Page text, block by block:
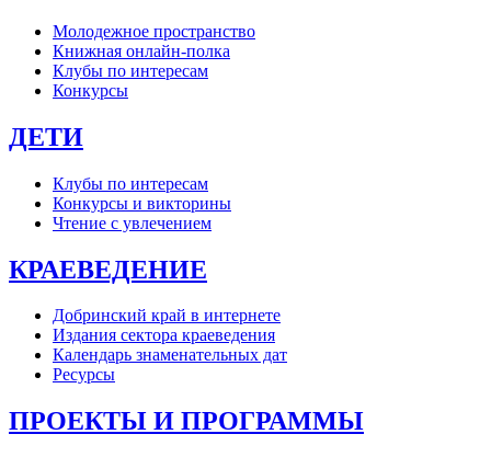
Молодежное пространство
Книжная онлайн-полка
Клубы по интересам
Конкурсы
ДЕТИ
Клубы по интересам
Конкурсы и викторины
Чтение с увлечением
КРАЕВЕДЕНИЕ
Добринский край в интернете
Издания сектора краеведения
Календарь знаменательных дат
Ресурсы
ПРОЕКТЫ И ПРОГРАММЫ